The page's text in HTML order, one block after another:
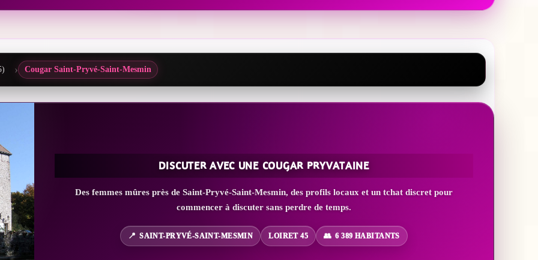
Cougar Saint-Pryvé-Saint-Mesmin
DISCUTER AVEC UNE COUGAR PRYVATAINE
Des femmes mûres près de Saint-Pryvé-Saint-Mesmin, des profils locaux et un tchat discret pour
commencer à discuter sans perdre de temps.
SAINT-PRYVÉ-SAINT-MESMIN LOIRET 45 6 389 HABITANTS